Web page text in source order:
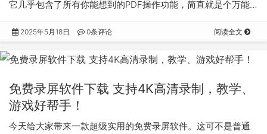
它几乎包含了所有你能想到的PDF操作功能，简直就是个万能…
2025年5月18日 0条评论 阅读全文
免费录屏软件下载 支持4K高清录制，教学、
游戏好帮手！
今天给大家带来一款超级实用的免费录屏软件。这可不是普通